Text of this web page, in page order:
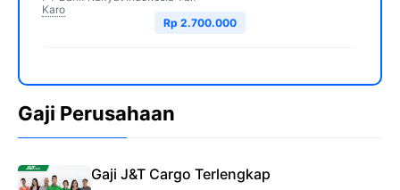
Karo
Rp 2.700.000
Gaji Perusahaan
Gaji J&T Cargo Terlengkap